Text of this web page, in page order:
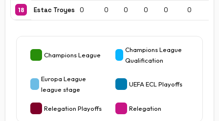
18 Estac Troyes 0 0 0 0 0 0
Champions League
Champions League
Qualification
Europa League
league stage
UEFA ECL Playoffs
Relegation Playoffs Relegation